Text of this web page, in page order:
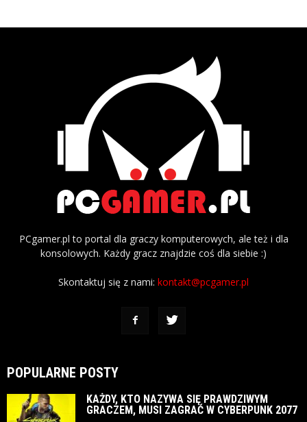
PCgamer.pl to portal dla graczy komputerowych, ale też i dla
konsolowych. Każdy gracz znajdzie coś dla siebie :)
Skontaktuj się z nami: kontakt@pcgamer.pl
POPULARNE POSTY
KAŻDY, KTO NAZYWA SIĘ PRAWDZIWYM
GRACZEM, MUSI ZAGRAĆ W CYBERPUNK 2077